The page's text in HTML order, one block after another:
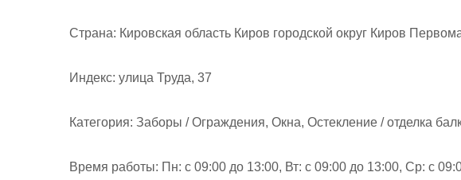
Страна: Кировская область Киров городской округ Киров
Индекс: улица Труда, 37
Категория: Заборы / Ограждения, Окна, Остекление / отделка
Время работы: Пн: с 09:00 до 13:00, Вт: с 09:00 до 13:00, Ср: с